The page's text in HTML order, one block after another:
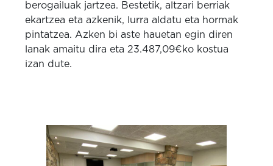
berogailuak jartzea. Bestetik, altzari berriak
ekartzea eta azkenik, lurra aldatu eta hormak
pintatzea. Azken bi aste hauetan egin diren
lanak amaitu dira eta 23.487,09€ko kostua
izan dute.